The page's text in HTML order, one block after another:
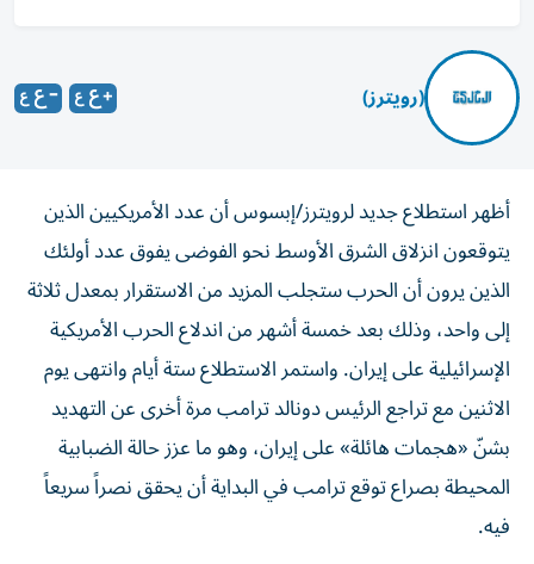
(رويترز)
أظهر استطلاع جديد لرويترز/إبسوس أن عدد الأمريكيين الذين
يتوقعون انزلاق الشرق الأوسط نحو الفوضى يفوق عدد أولئك
الذين يرون أن الحرب ستجلب المزيد من الاستقرار بمعدل ثلاثة
إلى واحد، وذلك بعد خمسة ‌أشهر من اندلاع الحرب الأمريكية
الإسرائيلية على إيران. واستمر الاستطلاع ستة أيام وانتهى يوم
الاثنين مع تراجع الرئيس دونالد ترامب مرة أخرى عن التهديد
بشنّ «هجمات هائلة» على إيران، ​وهو ما عزز حالة الضبابية
المحيطة بصراع توقع ترامب في البداية أن يحقق نصراً سريعاً
فيه.